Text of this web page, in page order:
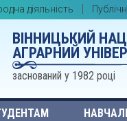
діяльність
ВІННИЦЬКИЙ
АГРАРНИЙ
заснований у 1982 році